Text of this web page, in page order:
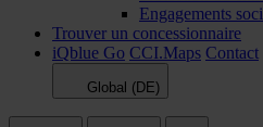
Engagements
Trouver un concessionnaire
iQblue Go CCI.Maps Contact
Global (DE)